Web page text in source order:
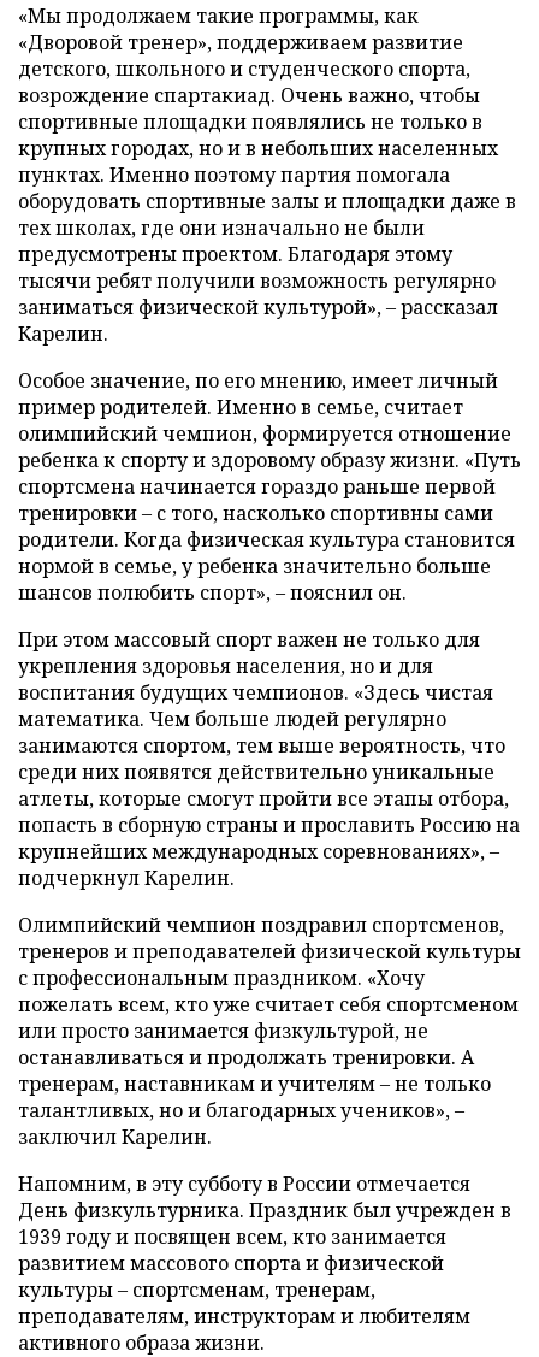
«Мы продолжаем такие программы, как
«Дворовой тренер», поддерживаем развитие
детского, школьного и студенческого спорта,
возрождение спартакиад. Очень важно, чтобы
спортивные площадки появлялись не только в
крупных городах, но и в небольших населенных
пунктах. Именно поэтому партия помогала
оборудовать спортивные залы и площадки даже в
тех школах, где они изначально не были
предусмотрены проектом. Благодаря этому
тысячи ребят получили возможность регулярно
заниматься физической культурой», – рассказал
Карелин.
Особое значение, по его мнению, имеет личный
пример родителей. Именно в семье, считает
олимпийский чемпион, формируется отношение
ребенка к спорту и здоровому образу жизни. «Путь
спортсмена начинается гораздо раньше первой
тренировки – с того, насколько спортивны сами
родители. Когда физическая культура становится
нормой в семье, у ребенка значительно больше
шансов полюбить спорт», – пояснил он.
При этом массовый спорт важен не только для
укрепления здоровья населения, но и для
воспитания будущих чемпионов. «Здесь чистая
математика. Чем больше людей регулярно
занимаются спортом, тем выше вероятность, что
среди них появятся действительно уникальные
атлеты, которые смогут пройти все этапы отбора,
попасть в сборную страны и прославить Россию на
крупнейших международных соревнованиях», –
подчеркнул Карелин.
Олимпийский чемпион поздравил спортсменов,
тренеров и преподавателей физической культуры
с профессиональным праздником. «Хочу
пожелать всем, кто уже считает себя спортсменом
или просто занимается физкультурой, не
останавливаться и продолжать тренировки. А
тренерам, наставникам и учителям – не только
талантливых, но и благодарных учеников», –
заключил Карелин.
Напомним, в эту субботу в России отмечается
День физкультурника. Праздник был учрежден в
1939 году и посвящен всем, кто занимается
развитием массового спорта и физической
культуры – спортсменам, тренерам,
преподавателям, инструкторам и любителям
активного образа жизни.